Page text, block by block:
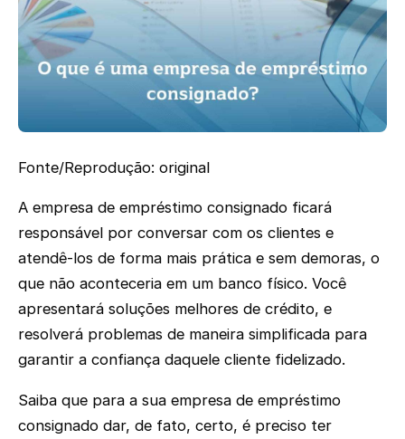
Fonte/Reprodução: original
A empresa de empréstimo consignado ficará
responsável por conversar com os clientes e
atendê-los de forma mais prática e sem demoras, o
que não aconteceria em um banco físico. Você
apresentará soluções melhores de crédito, e
resolverá problemas de maneira simplificada para
garantir a confiança daquele cliente fidelizado.
Saiba que para a sua empresa de empréstimo
consignado dar, de fato, certo, é preciso ter